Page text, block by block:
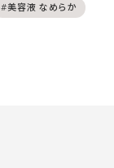
#美容液 なめらか